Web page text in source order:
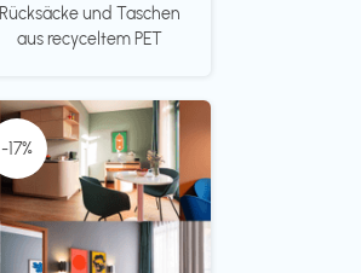
Rücksäcke und Taschen
aus recyceltem PET
-17%